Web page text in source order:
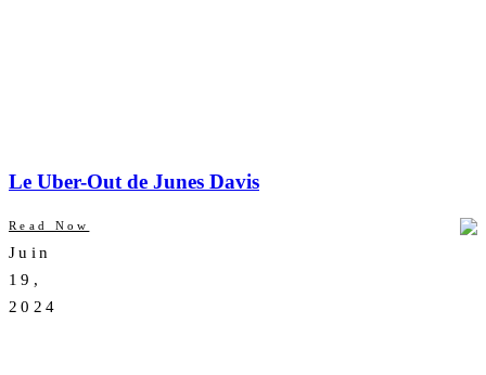
Le Uber-Out de Junes Davis
Read Now
Juin
19,
2024